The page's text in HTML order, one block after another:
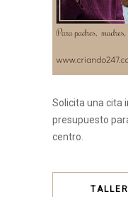
Solicita una cita
presupuesto
centro.